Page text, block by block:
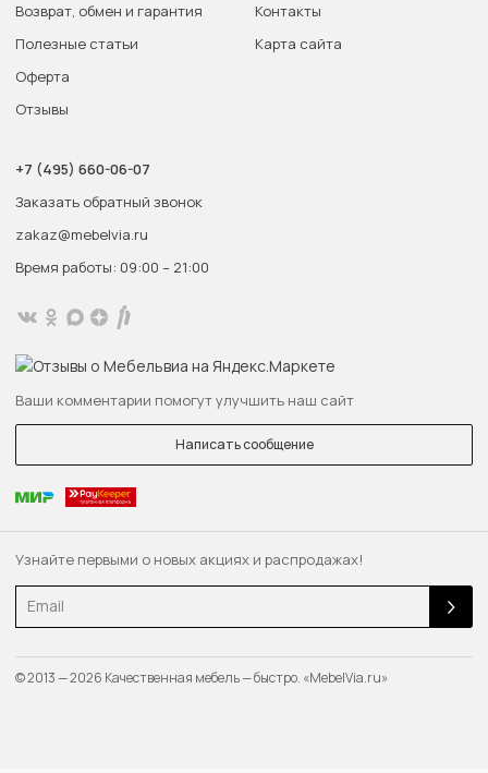
Узнайте первыми о новых акциях и распродажах!
Email
Возврат, обмен и гарантия
Полезные статьи
Оферта
Отзывы
Контакты
Карта сайта
+7 (495) 660-06-07
Заказать обратный звонок
zakaz@mebelvia.ru
Время работы: 09:00 – 21:00
Ваши комментарии помогут улучшить наш сайт
Написать сообщение
© 2013 — 2026 Качественная мебель — быстро. «MebelVia.ru»